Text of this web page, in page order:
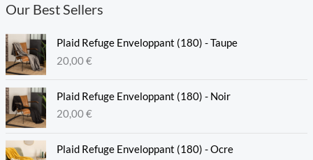
Our Best Sellers
Plaid Refuge Enveloppant (180) - Taupe
20,00€
Plaid Refuge Enveloppant (180) - Noir
20,00€
Plaid Refuge Enveloppant (180) - Ocre